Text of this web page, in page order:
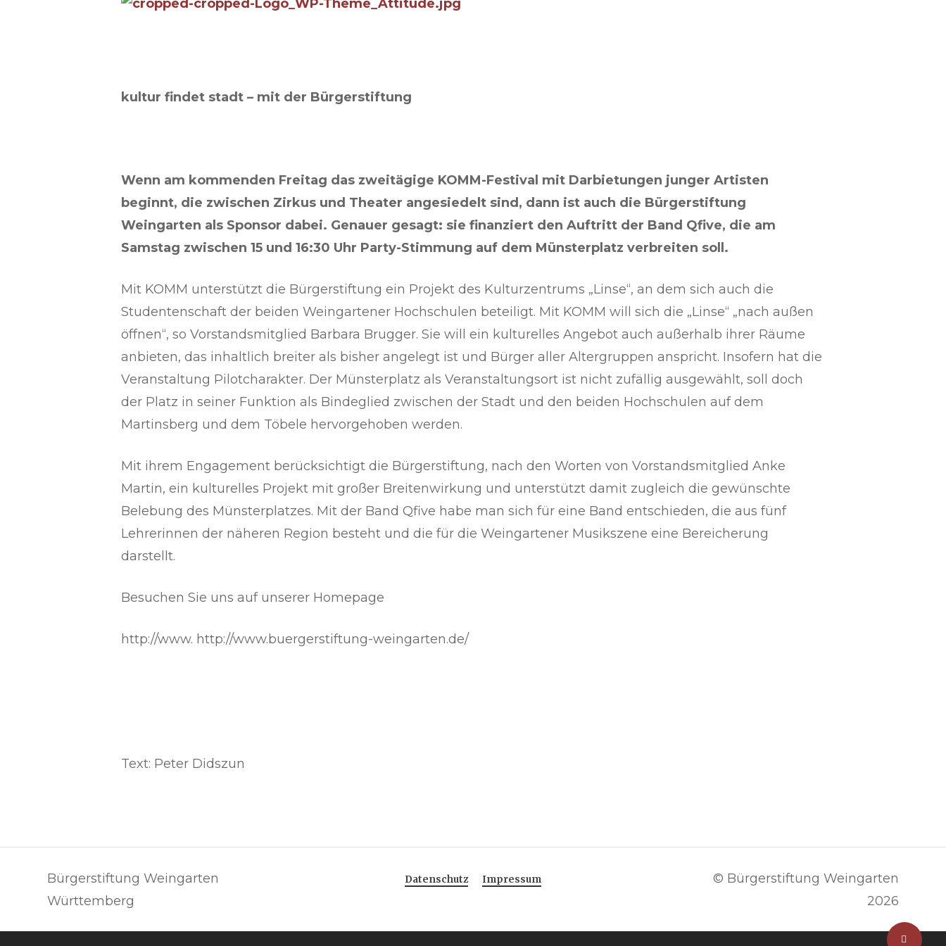
kultur findet stadt – mit der Bürgerstiftung
Wenn am kommenden Freitag das zweitägige KOMM-Festival mit Darbietungen junger Artisten
beginnt, die zwischen Zirkus und Theater angesiedelt sind, dann ist auch die Bürgerstiftung
Weingarten als Sponsor dabei. Genauer gesagt: sie finanziert den Auftritt der Band Qfive, die am
Samstag zwischen 15 und 16:30 Uhr Party-Stimmung auf dem Münsterplatz verbreiten soll.
Mit KOMM unterstützt die Bürgerstiftung ein Projekt des Kulturzentrums „Linse“, an dem sich auch die
Studentenschaft der beiden Weingartener Hochschulen beteiligt. Mit KOMM will sich die „Linse“ „nach außen
öffnen“, so Vorstandsmitglied Barbara Brugger. Sie will ein kulturelles Angebot auch außerhalb ihrer Räume
anbieten, das inhaltlich breiter als bisher angelegt ist und Bürger aller Altergruppen anspricht. Insofern hat die
Veranstaltung Pilotcharakter. Der Münsterplatz als Veranstaltungsort ist nicht zufällig ausgewählt, soll doch
der Platz in seiner Funktion als Bindeglied zwischen der Stadt und den beiden Hochschulen auf dem
Martinsberg und dem Töbele hervorgehoben werden.
Mit ihrem Engagement berücksichtigt die Bürgerstiftung, nach den Worten von Vorstandsmitglied Anke
Martin, ein kulturelles Projekt mit großer Breitenwirkung und unterstützt damit zugleich die gewünschte
Belebung des Münsterplatzes. Mit der Band Qfive habe man sich für eine Band entschieden, die aus fünf
Lehrerinnen der näheren Region besteht und die für die Weingartener Musikszene eine Bereicherung
darstellt.
Besuchen Sie uns auf unserer Homepage
http://www. http://www.buergerstiftung-weingarten.de/
Text: Peter Didszun
Bürgerstiftung Weingarten
Württemberg
Datenschutz Impressum
© Bürgerstiftung Weingarten
2026